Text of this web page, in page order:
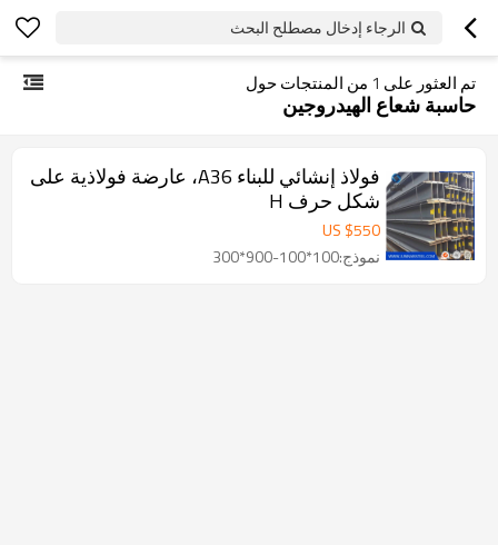
الرجاء إدخال مصطلح البحث
تم العثور على 1 من المنتجات حول
حاسبة شعاع الهيدروجين
فولاذ إنشائي للبناء A36، عارضة فولاذية على
شكل حرف H
US $550
نموذج:100*100-900*300